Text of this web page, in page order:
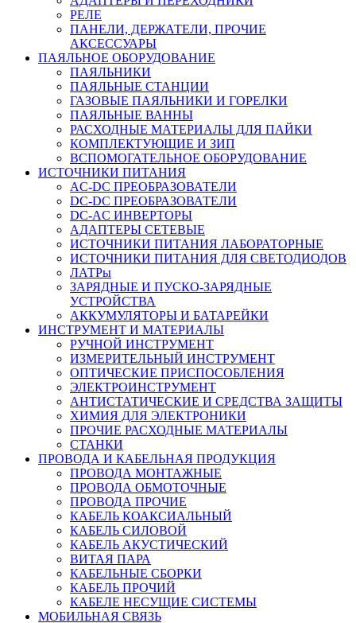
РЕЛЕ
ПАНЕЛИ, ДЕРЖАТЕЛИ, ПРОЧИЕ
АКСЕССУАРЫ
ПАЯЛЬНОЕ ОБОРУДОВАНИЕ
ПАЯЛЬНИКИ
ПАЯЛЬНЫЕ СТАНЦИИ
ГАЗОВЫЕ ПАЯЛЬНИКИ И ГОРЕЛКИ
ПАЯЛЬНЫЕ ВАННЫ
РАСХОДНЫЕ МАТЕРИАЛЫ ДЛЯ ПАЙКИ
КОМПЛЕКТУЮЩИЕ И ЗИП
ВСПОМОГАТЕЛЬНОЕ ОБОРУДОВАНИЕ
ИСТОЧНИКИ ПИТАНИЯ
AC-DC ПРЕОБРАЗОВАТЕЛИ
DC-DC ПРЕОБРАЗОВАТЕЛИ
DC-AC ИНВЕРТОРЫ
АДАПТЕРЫ СЕТЕВЫЕ
ИСТОЧНИКИ ПИТАНИЯ ЛАБОРАТОРНЫЕ
ИСТОЧНИКИ ПИТАНИЯ ДЛЯ СВЕТОДИОДОВ
ЛАТРы
ЗАРЯДНЫЕ И ПУСКО-ЗАРЯДНЫЕ
УСТРОЙСТВА
АККУМУЛЯТОРЫ И БАТАРЕЙКИ
ИНСТРУМЕНТ И МАТЕРИАЛЫ
РУЧНОЙ ИНСТРУМЕНТ
ИЗМЕРИТЕЛЬНЫЙ ИНСТРУМЕНТ
ОПТИЧЕСКИЕ ПРИСПОСОБЛЕНИЯ
ЭЛЕКТРОИНСТРУМЕНТ
АНТИСТАТИЧЕСКИЕ И СРЕДСТВА ЗАЩИТЫ
ХИМИЯ ДЛЯ ЭЛЕКТРОНИКИ
ПРОЧИЕ РАСХОДНЫЕ МАТЕРИАЛЫ
СТАНКИ
ПРОВОДА И КАБЕЛЬНАЯ ПРОДУКЦИЯ
ПРОВОДА МОНТАЖНЫЕ
ПРОВОДА ОБМОТОЧНЫЕ
ПРОВОДА ПРОЧИЕ
КАБЕЛЬ КОАКСИАЛЬНЫЙ
КАБЕЛЬ СИЛОВОЙ
КАБЕЛЬ АКУСТИЧЕСКИЙ
ВИТАЯ ПАРА
КАБЕЛЬНЫЕ СБОРКИ
КАБЕЛЬ ПРОЧИЙ
КАБЕЛЕ НЕСУЩИЕ СИСТЕМЫ
МОБИЛЬНАЯ СВЯЗЬ